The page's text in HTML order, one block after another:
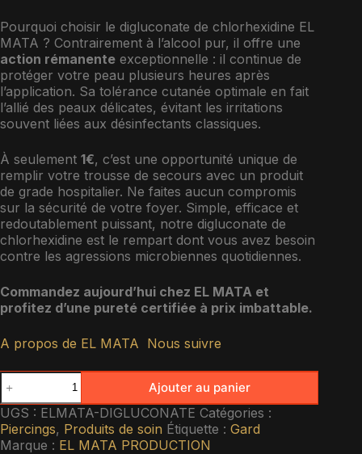
Pourquoi choisir le digluconate de chlorhexidine EL
MATA ? Contrairement à l’alcool pur, il offre une
action rémanente exceptionnelle : il continue de
protéger votre peau plusieurs heures après
l’application. Sa tolérance cutanée optimale en fait
l’allié des peaux délicates, évitant les irritations
souvent liées aux désinfectants classiques.
À seulement 1€, c’est une opportunité unique de
remplir votre trousse de secours avec un produit
de grade hospitalier. Ne faites aucun compromis
sur la sécurité de votre foyer. Simple, efficace et
redoutablement puissant, notre digluconate de
chlorhexidine est le rempart dont vous avez besoin
contre les agressions microbiennes quotidiennes.
Commandez aujourd’hui chez EL MATA et
profitez d’une pureté certifiée à prix imbattable.
A propos de EL MATA Nous suivre
Ajouter au panier
UGS : ELMATA-DIGLUCONATE Catégories :
Piercings, Produits de soin Étiquette : Gard
Marque : EL MATA PRODUCTION